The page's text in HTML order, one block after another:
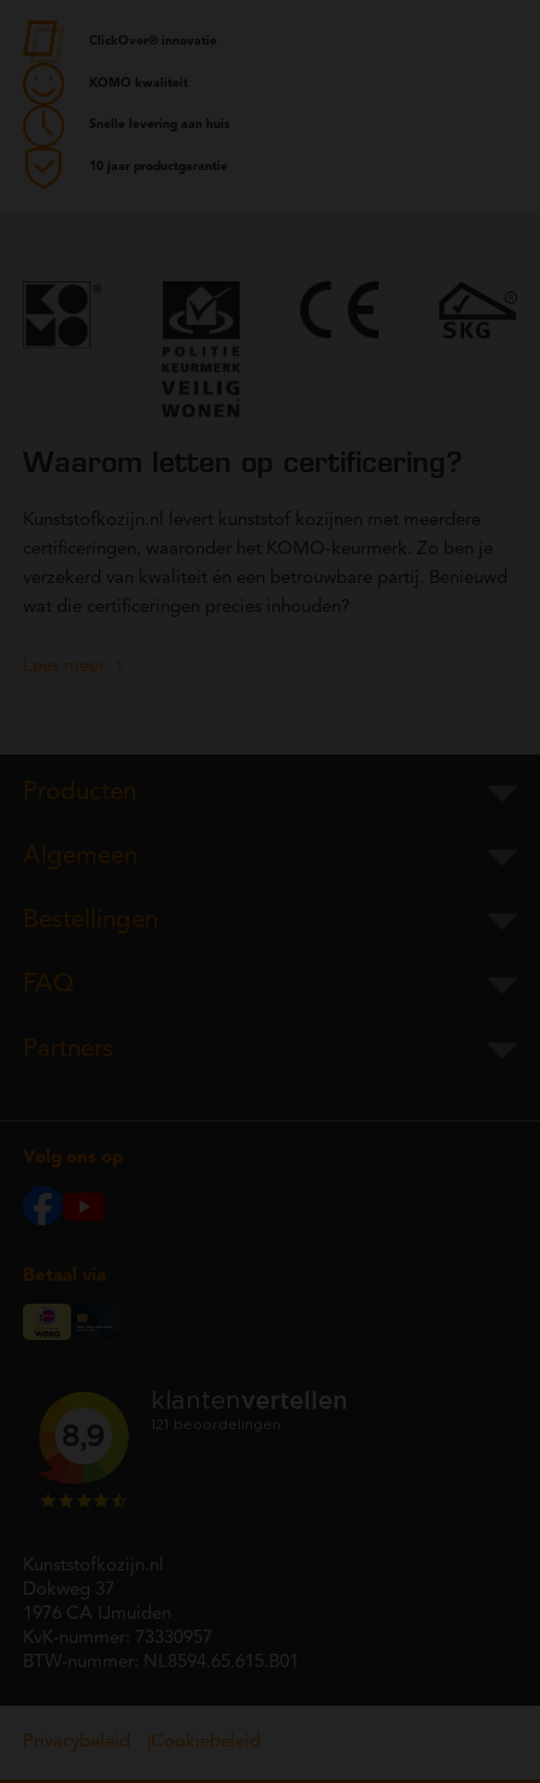
ClickOver® innovatie
KOMO kwaliteit
Snelle levering aan huis
10 jaar productgarantie
Waarom letten op certificering?
Kunststofkozijn.nl levert kunststof kozijnen met meerdere
certificeringen, waaronder het KOMO-keurmerk. Zo ben je
verzekerd van kwaliteit én een betrouwbare partij. Benieuwd
wat die certificeringen precies inhouden?
Lees meer
Producten
Algemeen
Bestellingen
FAQ
Partners
Volg ons op
Betaal via
Kunststofkozijn.nl
Dokweg 37
1976 CA IJmuiden
KvK-nummer: 73330957
BTW-nummer: NL8594.65.615.B01
Privacybeleid Cookiebeleid